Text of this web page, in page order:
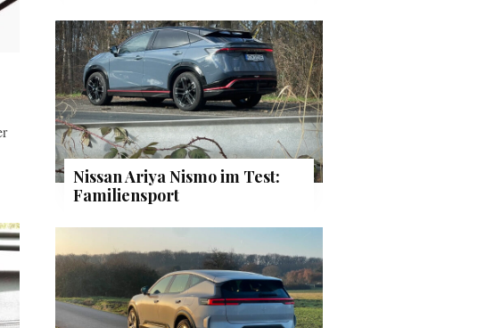
Nissan Ariya Nismo im Test:
Familiensport